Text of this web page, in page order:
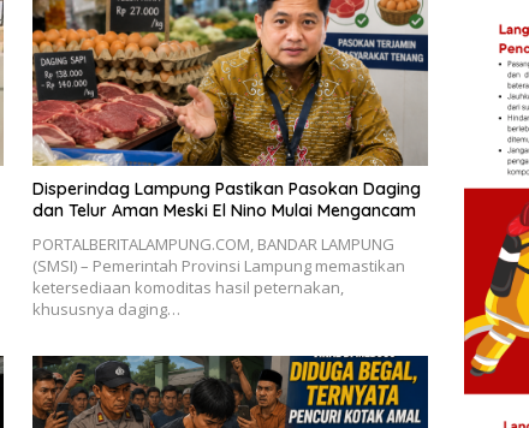
Disperindag Lampung Pastikan Pasokan Daging
dan Telur Aman Meski El Nino Mulai Mengancam
PORTALBERITALAMPUNG.COM, BANDAR LAMPUNG
(SMSI) – Pemerintah Provinsi Lampung memastikan
ketersediaan komoditas hasil peternakan,
khususnya daging…